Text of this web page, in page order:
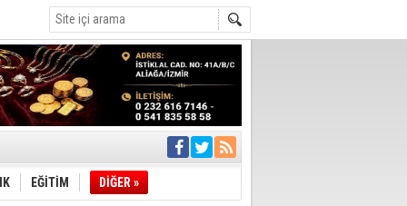
EĞİTİM DİĞER »